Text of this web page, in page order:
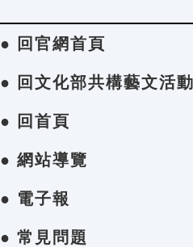
● 回官網首頁
● 回文化部共構藝文活
● 回首頁
● 網站導覽
● 電子報
● 常見問題